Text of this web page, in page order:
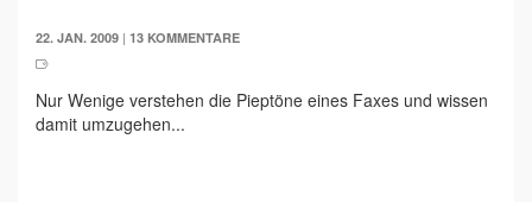
22. JAN. 2009 | 13 KOMMENTARE
Nur Wenige verstehen die Pieptöne eines Faxes und wissen
damit umzugehen...